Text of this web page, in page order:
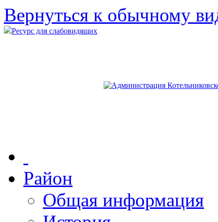
Вернуться к обычному
Ресурс для слабовидящих
Район
Общая информация